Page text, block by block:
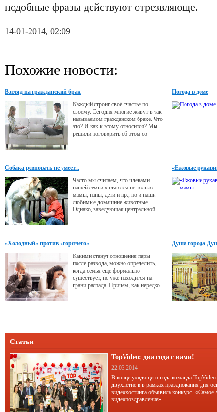
подобные фразы действуют отрезвляюще.
14-01-2014, 02:09
Похожие новости:
Взгляд на гражданский брак
Каждый строит своё счастье по-
своему. Сегодня многие живут в так
называемом гражданском браке. Что
это? И как к этому относится? Мы
решили поговорить об этом со
Погода в доме
Собака ревновать не умеет...
Часто мы считаем, что членами
нашей семьи являются не только
мамы, папы, дети и пр., но и наши
любимые домашние животные.
Однако, заведующая центральной
«Ежовые
«Холодный» против «горячего»
Какими станут отношения пары
после развода, можно определить,
когда семья еще формально
существует, но уже находится на
грани распада. Причем, как нередко
Душа города
Статьи
TopVideo: два года с вами!
22.03.2014
В конце уходящего года команда TopVideo
двухлетие и в рамках празднования дня
видеохостинга объявила конкурс -«Самое
видеопоздравление».